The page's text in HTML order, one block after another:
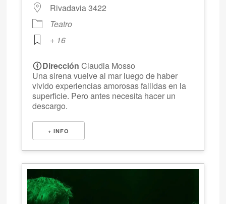
Rivadavia 3422
Teatro
+ 16
Dirección Claudia Mosso
Una sirena vuelve al mar luego de haber
vivido experiencias amorosas fallidas en la
superficie. Pero antes necesita hacer un
descargo.
+ INFO